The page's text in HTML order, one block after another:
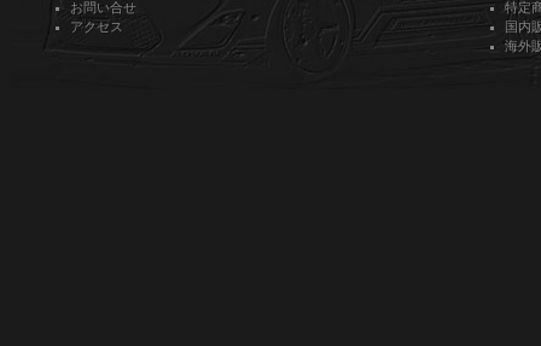
お問い合せ
アクセス
特定
国内
海外